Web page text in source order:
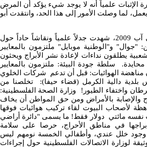
الإثبات علمياً أنه لا يوجد شيء يؤكد أن المرض
لما وصلت الأمور إلى هذا الحد، وانتقدت أبو
وكانت"آفاق البيئة والتنمية" عقدت ندوة مطولة في آب 2009، شهدت جدلاً علمياً ونقاشاً حاداً حول
"جوال" و"الوطنية موبايل" ملتزمون بالمعايير
يطلقون نداءات لإعادة نشر الأبراج ويحثون
سلطة جودة البيئة: ملتزمون بالمعايير
الهوائيات: قبل أن تدعم شركات الخلوي
بلدية دالية الكرمل (قضاء حيفا): تخلصنا من
واختفاء الطيور! وزارة الصحة الفلسطينية:
والإصابة بالأمراض ومن حق المواطن أن يخاف
لأصحاب البيوت لقاء تركيب هوائيات فوقها
نفسه مائتي دولار فقط! ما يسمى "دائرة أراضي
في مناطق الأحراج، حرصا على سلامة
وجود خلل عندي، وأطفالي الخمسة نومهم ليس
لوزارة الاتصالات الفلسطينية حول إجراءات